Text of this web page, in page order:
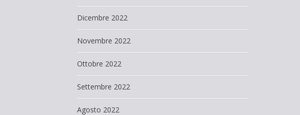
Dicembre 2022
Novembre 2022
Ottobre 2022
Settembre 2022
Agosto 2022